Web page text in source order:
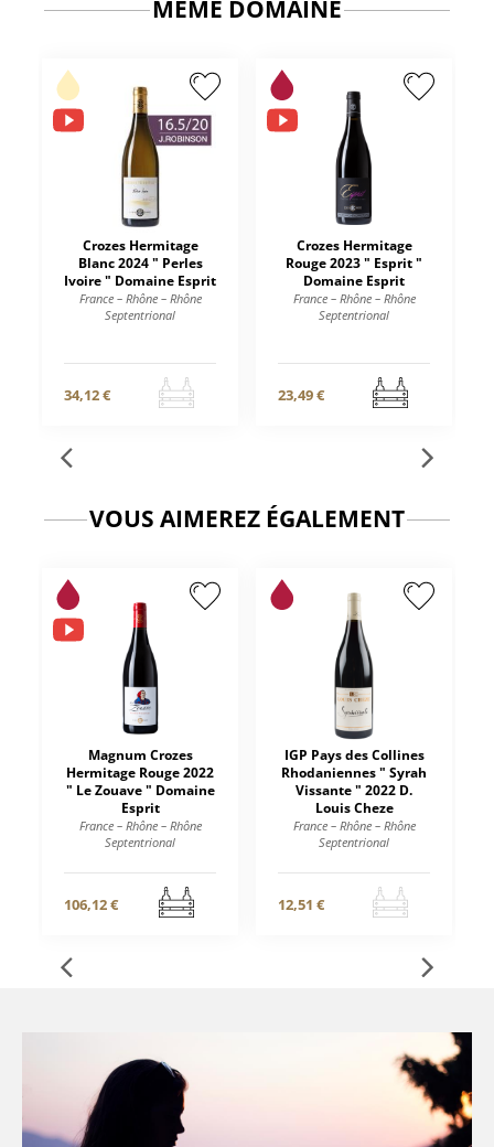
MÊME DOMAINE
Crozes Hermitage
Blanc 2024 " Perles
Ivoire " Domaine Esprit
France – Rhône – Rhône
Septentrional
34,12 €
Crozes Hermitage
Rouge 2023 " Esprit "
Domaine Esprit
France – Rhône – Rhône
Septentrional
23,49 €
VOUS AIMEREZ ÉGALEMENT
Magnum Crozes
Hermitage Rouge 2022
" Le Zouave " Domaine
Esprit
France – Rhône – Rhône
Septentrional
106,12 €
IGP Pays des Collines
Rhodaniennes " Syrah
Vissante " 2022 D.
Louis Cheze
France – Rhône – Rhône
Septentrional
12,51 €